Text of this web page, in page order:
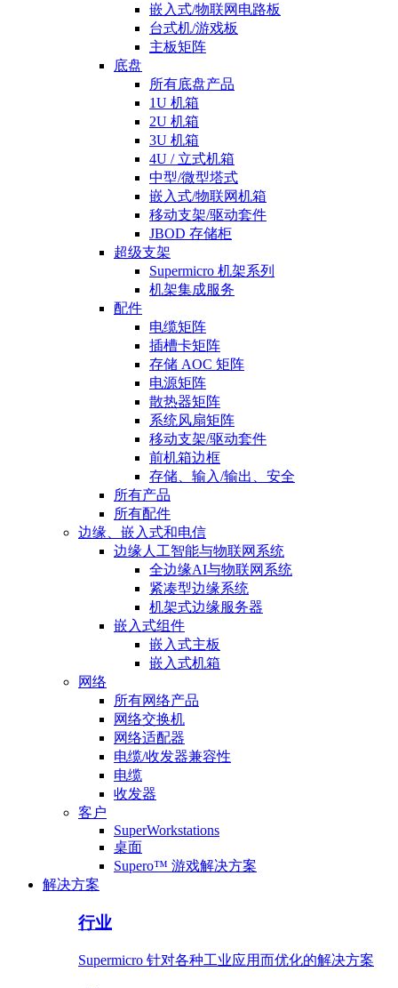
嵌入式/物联网电路板
台式机/游戏板
主板矩阵
底盘
所有底盘产品
1U 机箱
2U 机箱
3U 机箱
4U / 立式机箱
中型/微型塔式
嵌入式/物联网机箱
移动支架/驱动套件
JBOD 存储柜
超级支架
Supermicro 机架系列
机架集成服务
配件
电缆矩阵
插槽卡矩阵
存储 AOC 矩阵
电源矩阵
散热器矩阵
系统风扇矩阵
移动支架/驱动套件
前机箱边框
存储、输入/输出、安全
所有产品
所有配件
边缘、嵌入式和电信
边缘人工智能与物联网系统
全边缘AI与物联网系统
紧凑型边缘系统
机架式边缘服务器
嵌入式组件
嵌入式主板
嵌入式机箱
网络
所有网络产品
网络交换机
网络适配器
电缆/收发器兼容性
电缆
收发器
客户
SuperWorkstations
桌面
Supero™ 游戏解决方案
解决方案
行业
Supermicro 针对各种工业应用而优化的解决方案